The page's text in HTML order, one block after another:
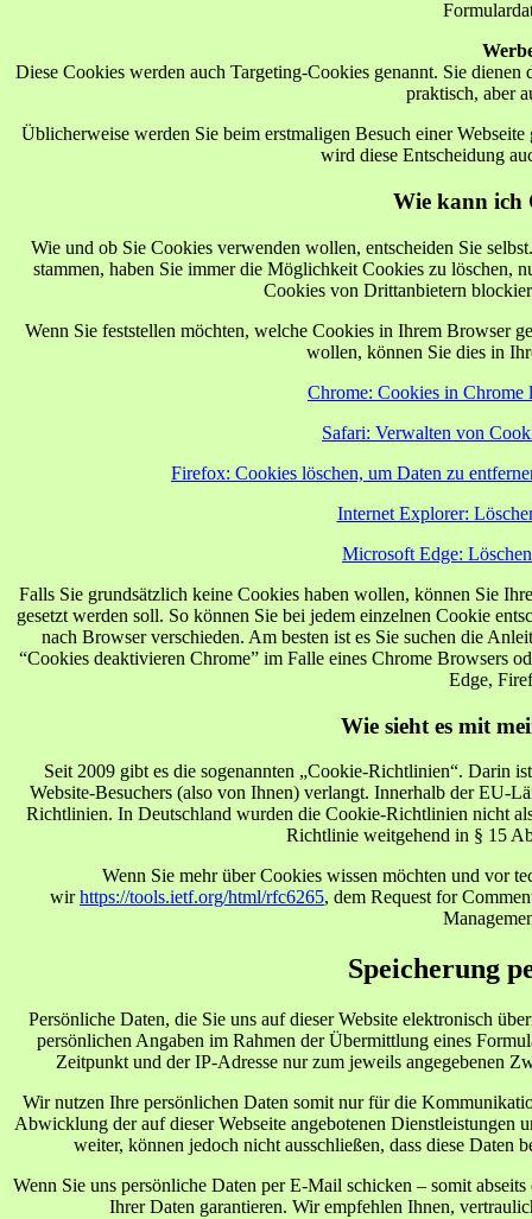
Diese Cookies werden auch Targeting-Cookies genannt. Sie
praktisch, aber
Üblicherweise werden Sie beim erstmaligen Besuch einer
wird diese Entscheidung
Wie kann ich
Wie und ob Sie Cookies verwenden wollen, entscheiden Sie
stammen, haben Sie immer die Möglichkeit Cookies zu löschen,
Cookies von Drittanbietern
Wenn Sie feststellen möchten, welche Cookies in Ihrem Browser
wollen, können Sie dies in
Chrome: Cookies in Chrome
Safari: Verwalten von
Firefox: Cookies löschen, um Daten zu
Internet Explorer:
Microsoft Edge:
Falls Sie grundsätzlich keine Cookies haben wollen, können Sie
gesetzt werden soll. So können Sie bei jedem einzelnen Cookie
nach Browser verschieden. Am besten ist es Sie suchen die
“Cookies deaktivieren Chrome” im Falle eines Chrome Browsers
Edge,
Wie sieht es mit
Seit 2009 gibt es die sogenannten „Cookie-Richtlinien“. Darin
Website-Besuchers (also von Ihnen) verlangt. Innerhalb der EU-
Richtlinien. In Deutschland wurden die Cookie-Richtlinien nicht
Richtlinie weitgehend in § 15
Wenn Sie mehr über Cookies wissen möchten und vor
wirhttps://tools.ietf.org/html/rfc6265, dem Request for
Speicherung
Persönliche Daten, die Sie uns auf dieser Website elektronisch
persönlichen Angaben im Rahmen der Übermittlung eines
Zeitpunkt und der IP-Adresse nur zum jeweils angegebenen
Wir nutzen Ihre persönlichen Daten somit nur für die
Abwicklung der auf dieser Webseite angebotenen
weiter, können jedoch nicht ausschließen, dass diese Daten
Wenn Sie uns persönliche Daten per E-Mail schicken – somit
Ihrer Daten garantieren. Wir empfehlen Ihnen,